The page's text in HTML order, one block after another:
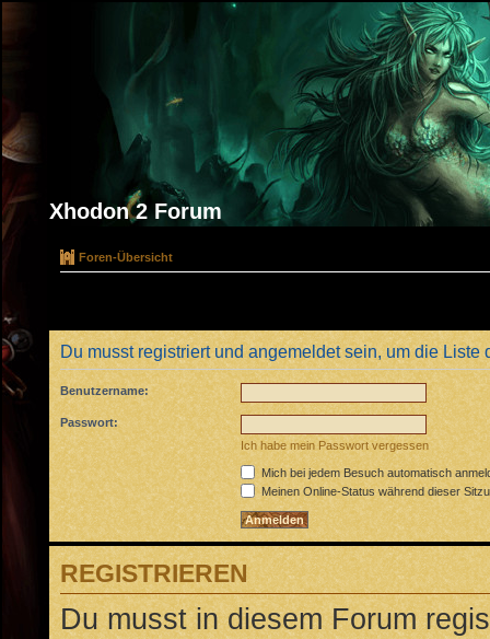
Xhodon 2 Forum
Foren-Übersicht
Du musst registriert und angemeldet sein, um die Liste
Benutzername:
Passwort:
Ich habe mein Passwort vergessen
Mich bei jedem Besuch automatisch
Meinen Online-Status während dieser
REGISTRIEREN
Du musst in diesem Forum